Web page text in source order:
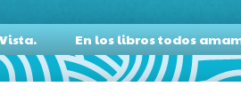
En los libros todos